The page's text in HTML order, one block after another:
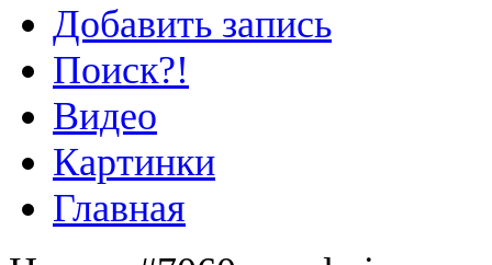
Добавить запись
Поиск?!
Видео
Картинки
Главная